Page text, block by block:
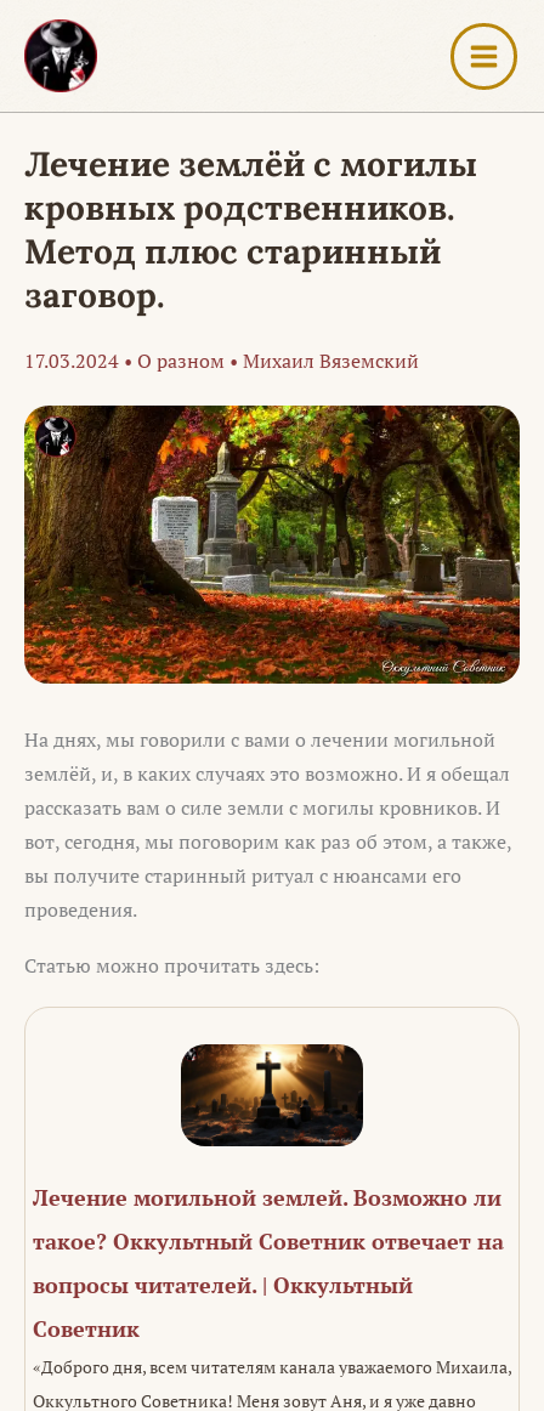
Перейти
содержимому
Лечение землёй с могилы
кровных родственников.
Метод плюс старинный
заговор.
17.03.2024 • О разном • Михаил Вяземский
На днях, мы говорили с вами о лечении могильной
землёй, и, в каких случаях это возможно. И я обещал
рассказать вам о силе земли с могилы кровников. И
вот, сегодня, мы поговорим как раз об этом, а также,
вы получите старинный ритуал с нюансами его
проведения.
Статью можно прочитать здесь:
Лечение могильной землей. Возможно ли
такое? Оккультный Советник отвечает на
вопросы читателей. | Оккультный
Советник
«Доброго дня, всем читателям канала уважаемого Михаила,
Оккультного Советника! Меня зовут Аня, и я уже давно